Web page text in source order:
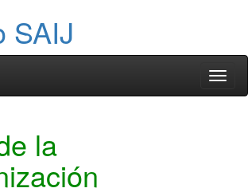
SAIJ
la